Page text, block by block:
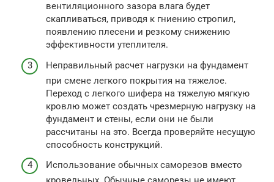
вентиляционного зазора влага будет
скапливаться, приводя к гниению стропил,
появлению плесени и резкому снижению
эффективности утеплителя.
Неправильный расчет нагрузки на фундамент
при смене легкого покрытия на тяжелое.
Переход с легкого шифера на тяжелую мягкую
кровлю может создать чрезмерную нагрузку на
фундамент и стены, если они не были
рассчитаны на это. Всегда проверяйте несущую
способность конструкций.
Использование обычных саморезов вместо